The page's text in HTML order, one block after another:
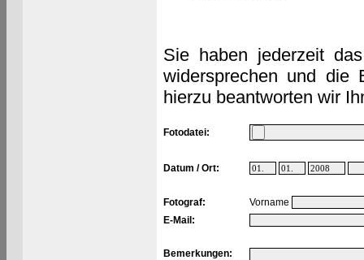
Sie haben jederzeit
widersprechen und die
hierzu beantworten wir
Fotodatei:
Datum / Ort:
Fotograf:
Vorname
E-Mail:
Bemerkungen: